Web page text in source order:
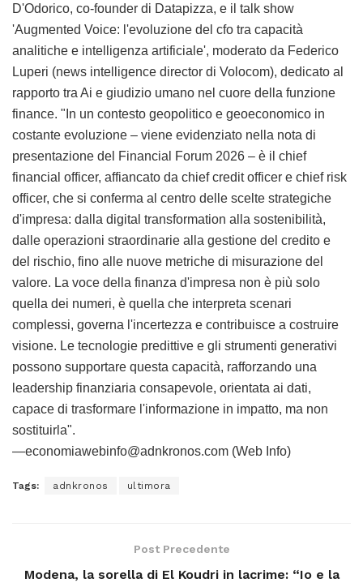
D'Odorico, co-founder di Datapizza, e il talk show
'Augmented Voice: l'evoluzione del cfo tra capacità
analitiche e intelligenza artificiale', moderato da Federico
Luperi (news intelligence director di Volocom), dedicato al
rapporto tra Ai e giudizio umano nel cuore della funzione
finance. "In un contesto geopolitico e geoeconomico in
costante evoluzione – viene evidenziato nella nota di
presentazione del Financial Forum 2026 – è il chief
financial officer, affiancato da chief credit officer e chief risk
officer, che si conferma al centro delle scelte strategiche
d'impresa: dalla digital transformation alla sostenibilità,
dalle operazioni straordinarie alla gestione del credito e
del rischio, fino alle nuove metriche di misurazione del
valore. La voce della finanza d'impresa non è più solo
quella dei numeri, è quella che interpreta scenari
complessi, governa l'incertezza e contribuisce a costruire
visione. Le tecnologie predittive e gli strumenti generativi
possono supportare questa capacità, rafforzando una
leadership finanziaria consapevole, orientata ai dati,
capace di trasformare l'informazione in impatto, ma non
sostituirla".
—economiawebinfo@adnkronos.com (Web Info)
Tags: adnkronos ultimora
Post Precedente
Modena, la sorella di El Koudri in lacrime: “Io e la